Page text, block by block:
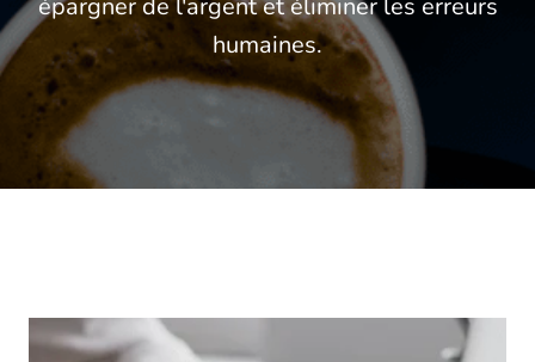
épargner de l'argent et éliminer les erreurs
humaines.